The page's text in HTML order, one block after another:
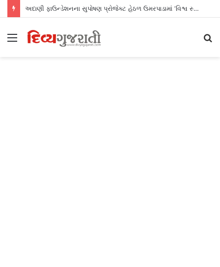
અદાણી ફાઉન્ડેશનના સુપોષણ પ્રોજેક્ટ હેઠળ ઉમરપાડામાં ‘વિશ્વ સ્તનપાન સપ્તાહ’ની સફળ ઉજવણી
Menu